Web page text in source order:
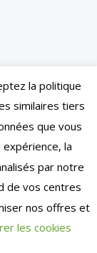
de vente
réservés
la politique
similaires tiers
que vous
la
par notre
de vos centres
nos offres et
les cookies